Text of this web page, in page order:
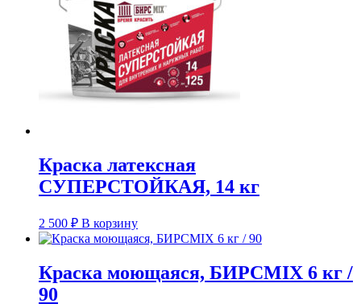
Краска латексная
СУПЕРСТОЙКАЯ, 14 кг
2 500 ₽ В корзину
Краска моющаяся, БИРСMIX 6 кг /
90